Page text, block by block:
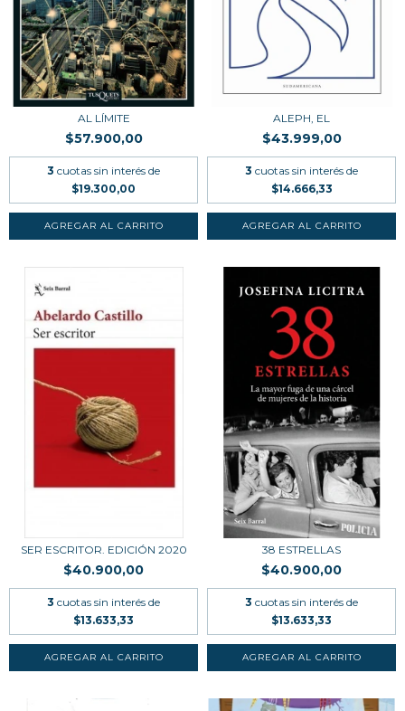
AL LÍMITE
$57.900,00
3 cuotas sin interés de
$19.300,00
ALEPH, EL
$43.999,00
3 cuotas sin interés de
$14.666,33
SER ESCRITOR. EDICIÓN 2020
$40.900,00
3 cuotas sin interés de
$13.633,33
38 ESTRELLAS
$40.900,00
3 cuotas sin interés de
$13.633,33